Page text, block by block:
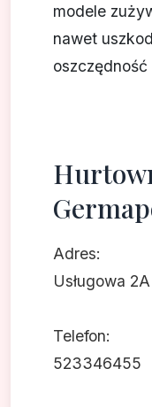
modele
nawet
oszczędność
Adres:
Usługowa
Telefon:
523346455